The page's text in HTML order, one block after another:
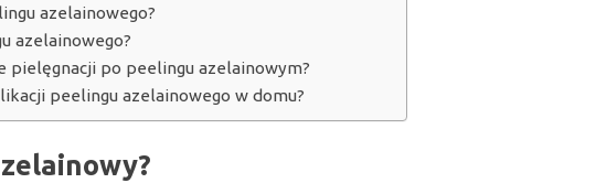
azelainowego?
azelainowego?
pielęgnacji po peelingu azelainowym?
peelingu azelainowego w domu?